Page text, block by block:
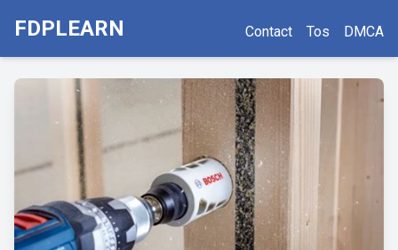
FDPLEARN Contact Tos DMCA